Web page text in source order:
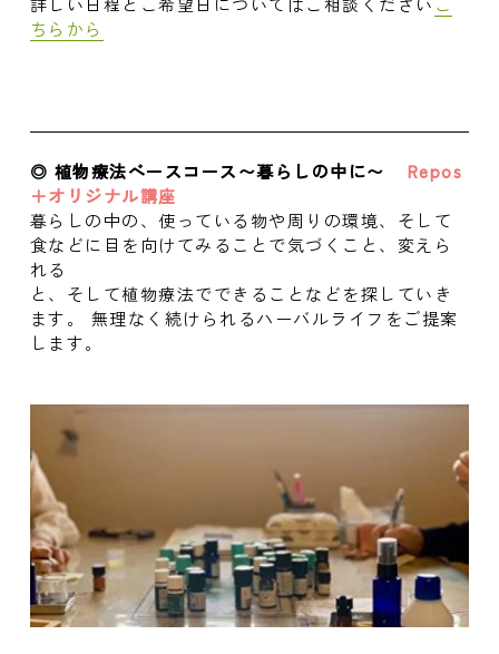
ちらから
◎ 植物療法ベースコース〜暮らしの中に〜
Repos
＋オリジナル講座
暮らしの中の、使っている物や周りの環境、そして
食などに目を向けてみることで気づくこと、変えら
れる
と、そして植物療法でできることなどを探していき
ます。 無理なく続けられるハーバルライフをご提案
します。